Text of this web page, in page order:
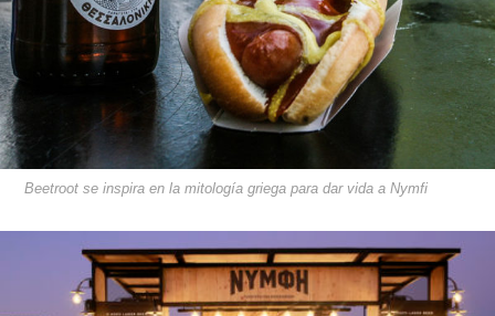
Beetroot se inspira en la mitología griega para dar vida a Nymfi